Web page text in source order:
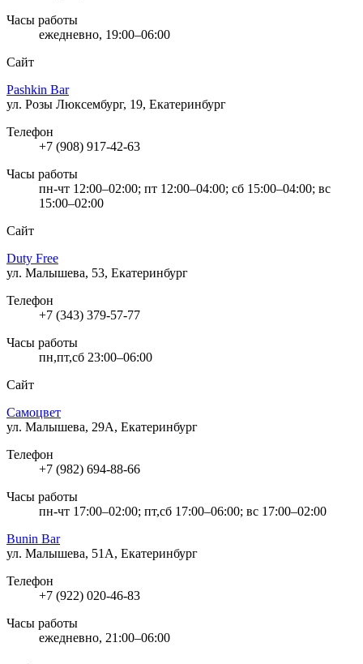
Часы работы
ежедневно, 19:00–06:00
Сайт
Pashkin Bar
ул. Розы Люксембург, 19, Екатеринбург
Телефон
+7 (908) 917-42-63
Часы работы
пн-чт 12:00–02:00; пт 12:00–04:00; сб 15:00–04:00; вс
15:00–02:00
Сайт
Duty Free
ул. Малышева, 53, Екатеринбург
Телефон
+7 (343) 379-57-77
Часы работы
пн,пт,сб 23:00–06:00
Сайт
Самоцвет
ул. Малышева, 29А, Екатеринбург
Телефон
+7 (982) 694-88-66
Часы работы
пн-чт 17:00–02:00; пт,сб 17:00–06:00; вс 17:00–02:00
Bunin Bar
ул. Малышева, 51А, Екатеринбург
Телефон
+7 (922) 020-46-83
Часы работы
ежедневно, 21:00–06:00